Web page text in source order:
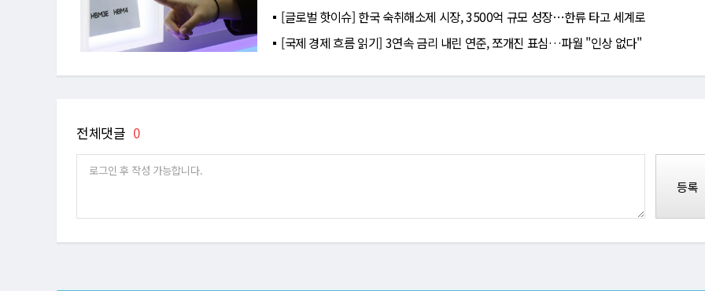
[글로벌 핫이슈] 한국 숙취해소제 시장, 3500억 규모 성장⋯한류 타고 세계로
[국제 경제 흐름 읽기] 3연속 금리 내린 연준, 쪼개진 표심…파월 "인상 없다"
전체댓글 0
등록